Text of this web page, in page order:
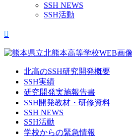
SSH NEWS
SSH活動
北高のSSH研究開発概要
SSH実績
研究開発実施報告書
SSH開発教材・研修資料
SSH NEWS
SSH活動
学校からの緊急情報